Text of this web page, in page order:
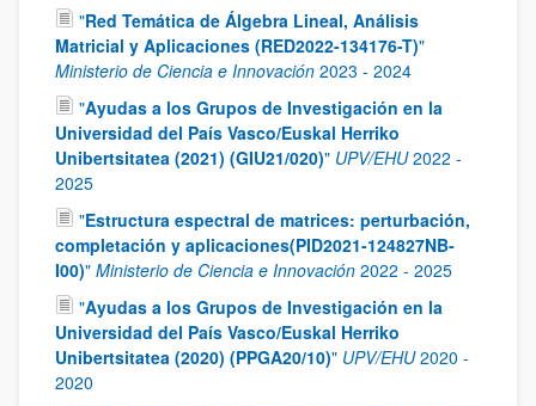
"Red Temática de Álgebra Lineal, Análisis
Matricial y Aplicaciones (RED2022-134176-T)"
Ministerio de Ciencia e Innovación 2023 - 2024
"Ayudas a los Grupos de Investigación en la
Universidad del País Vasco/Euskal Herriko
Unibertsitatea (2021) (GIU21/020)" UPV/EHU 2022 -
2025
"Estructura espectral de matrices: perturbación,
completación y aplicaciones(PID2021-124827NB-
I00)" Ministerio de Ciencia e Innovación 2022 - 2025
"Ayudas a los Grupos de Investigación en la
Universidad del País Vasco/Euskal Herriko
Unibertsitatea (2020) (PPGA20/10)" UPV/EHU 2020 -
2020